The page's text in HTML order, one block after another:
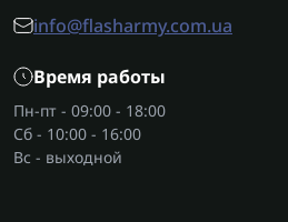
практически невозможна.
Приборы ночного видения
поколениям:
Gen 1, 1+
info@flasharmy.com.ua
Время работы
Пн-пт - 09:00 - 18:00
Сб - 10:00 - 16:00
Вс - выходной